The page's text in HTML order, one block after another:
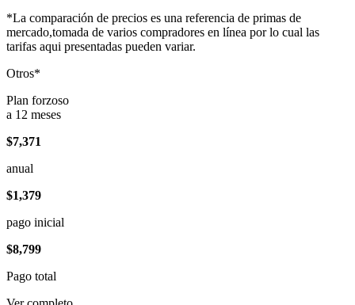
*La comparación de precios es una referencia de primas de
mercado,tomada de varios compradores en línea por lo cual las
tarifas aqui presentadas pueden variar.
Otros*
Plan forzoso
a 12 meses
$7,371
anual
$1,379
pago inicial
$8,799
Pago total